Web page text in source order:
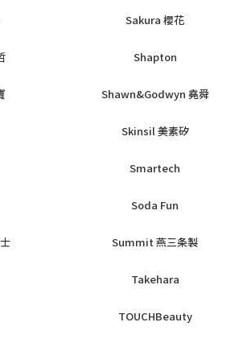
Sakura 櫻花
Shapton
Shawn&Godwyn 堯舜
Skinsil 美素矽
Smartech
Soda Fun
Summit 燕三条製
Takehara
TOUCHBeauty